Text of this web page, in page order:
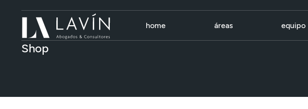
home áreas equipo
Shop